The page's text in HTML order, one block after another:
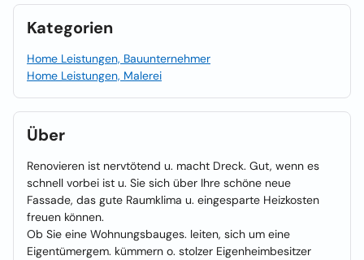
Kategorien
Home Leistungen, Bauunternehmer
Home Leistungen, Malerei
Über
Renovieren ist nervtötend u. macht Dreck. Gut, wenn es
schnell vorbei ist u. Sie sich über Ihre schöne neue
Fassade, das gute Raumklima u. eingesparte Heizkosten
freuen können.
Ob Sie eine Wohnungsbauges. leiten, sich um eine
Eigentümergem. kümmern o. stolzer Eigenheimbesitzer